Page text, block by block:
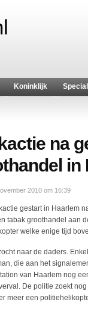
Koninklijk
na
in
2010 om 16:39
gestart in Haarlem
tabak groothandel aan
welke enige tijd
naar de daders.
die aan het
van Haarlem nog
De politie zoekt
meer een